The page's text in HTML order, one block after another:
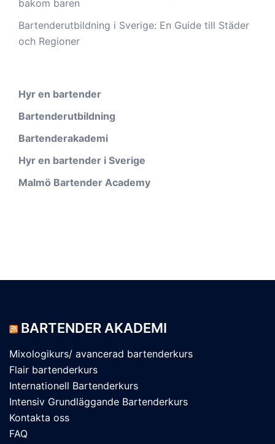
bakom baren
Bartenderutbildning i Sverige: En Guide till Städer
och Regioner
Hyr en bartender
Bartenderutbildning
Bartenderakademi
Hyr en bartender i Sverige
Malmö Bartender Academy
BARTENDER AKADEMI
Mixologikurs/ avancerad bartenderkurs
Flair bartenderkurs
Internationell Bartenderkurs​
Intensiv Grundläggande Bartenderkurs
Kontakta oss
FAQ